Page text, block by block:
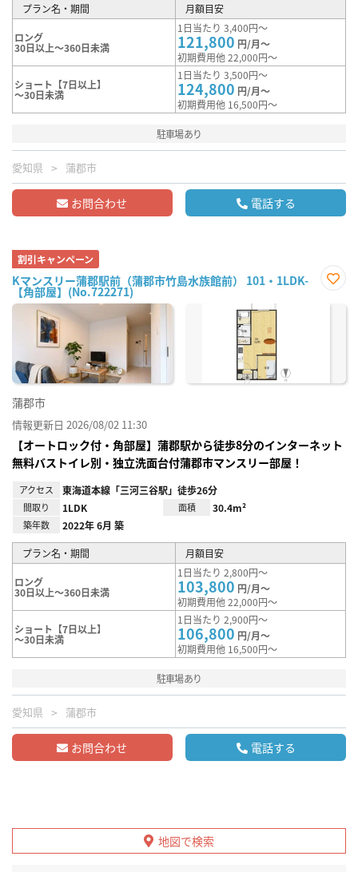
プラン名・期間 月額目安
ロング
30日以上～360日未満
1日当たり 3,400円～
121,800 円/月～
初期費用他 22,000円～
ショート【7日以上】
～30日未満
1日当たり 3,500円～
124,800 円/月～
初期費用他 16,500円～
駐車場あり
愛知県 蒲郡市
お問合わせ 電話する
割引キャンペーン
Kマンスリー蒲郡駅前（蒲郡市竹島水族館前） 101・1LDK-
【角部屋】(No.722271)
に入
蒲郡市
情報更新日 2026/08/02 11:30
【オートロック付・角部屋】蒲郡駅から徒歩8分のインターネット
無料バストイレ別・独立洗面台付蒲郡市マンスリー部屋！
アクセス 東海道本線「三河三谷駅」徒歩26分
間取り 1LDK 面積 30.4m²
築年数 2022年 6月 築
プラン名・期間 月額目安
ロング
30日以上～360日未満
1日当たり 2,800円～
103,800 円/月～
初期費用他 22,000円～
ショート【7日以上】
～30日未満
1日当たり 2,900円～
106,800 円/月～
初期費用他 16,500円～
駐車場あり
愛知県 蒲郡市
お問合わせ 電話する
地図で検索